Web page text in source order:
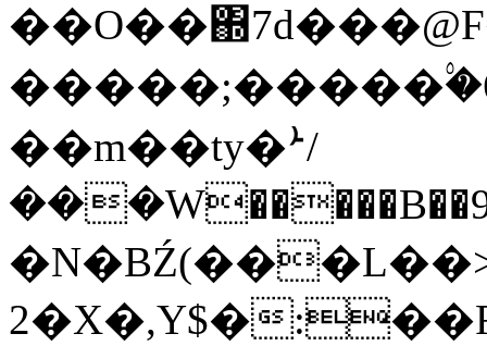
��m��ty�ܑ/
2�X�,Y$�